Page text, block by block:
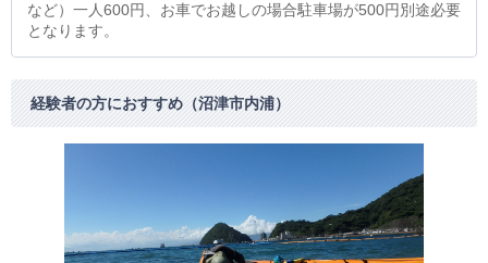
など）一人600円、お車でお越しの場合駐車場が500円別途必要
となります。
経験者の方におすすめ（沼津市内浦）